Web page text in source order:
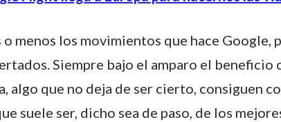
o menos los movimientos que hace Google,
Siempre bajo el amparo el
algo que no deja de ser cierto, consiguen
suele ser, dicho sea de paso, de los